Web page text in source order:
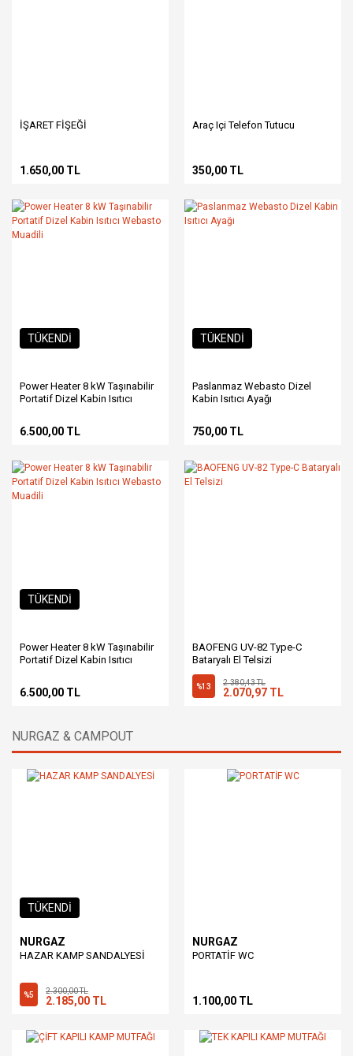
İŞARET FİŞEĞİ
1.650,00 TL
Araç Içi Telefon Tutucu
350,00 TL
TÜKENDİ
Power Heater 8 kW Taşınabilir
Portatif Dizel Kabin Isıtıcı
6.500,00 TL
TÜKENDİ
Paslanmaz Webasto Dizel
Kabin Isıtıcı Ayağı
750,00 TL
TÜKENDİ
Power Heater 8 kW Taşınabilir
Portatif Dizel Kabin Isıtıcı
6.500,00 TL
BAOFENG UV-82 Type-C
Bataryalı El Telsizi
%13 2.380,43 TL
2.070,97 TL
NURGAZ & CAMPOUT
TÜKENDİ
NURGAZ
HAZAR KAMP SANDALYESİ
%5 2.300,00 TL
2.185,00 TL
NURGAZ
PORTATİF WC
1.100,00 TL